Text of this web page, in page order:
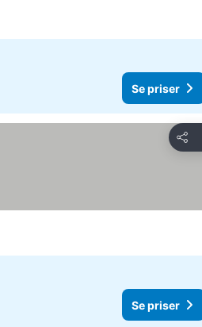
Se priser
Del
Se priser